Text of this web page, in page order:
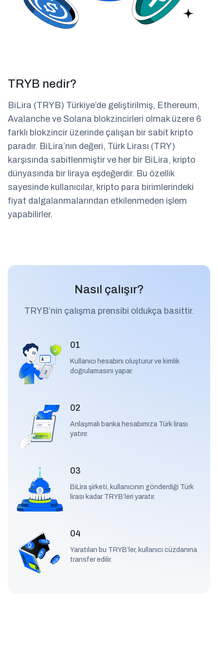
TRYB nedir?
BiLira (TRYB) Türkiye’de geliştirilmiş, Ethereum,
Avalanche ve Solana blokzincirleri olmak üzere 6
farklı blokzincir üzerinde çalışan bir sabit kripto
paradır. BiLira’nın değeri, Türk Lirası (TRY)
karşısında sabitlenmiştir ve her bir BiLira, kripto
dünyasında bir liraya eşdeğerdir. Bu özellik
sayesinde kullanıcılar, kripto para birimlerindeki
fiyat dalgalanmalarından etkilenmeden işlem
yapabilirler.
Nasıl çalışır?
TRYB’nin çalışma prensibi oldukça basittir.
01
Kullanıcı hesabını oluşturur ve kimlik
doğrulamasını yapar.
02
Anlaşmalı banka hesabımıza Türk lirası
yatırır.
03
BiLira şirketi, kullanıcının gönderdiği Türk
lirası kadar TRYB’leri yaratır.
04
Yaratılan bu TRYB’ler, kullanıcı cüzdanına
transfer edilir.